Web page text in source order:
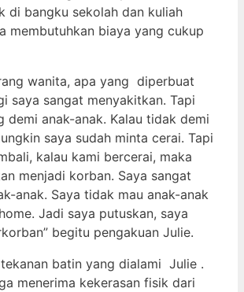
di bangku sekolah dan kuliah
membutuhkan biaya yang cukup
wanita, apa yang diperbuat
saya sangat menyakitkan. Tapi
demi anak-anak. Kalau tidak demi
saya sudah minta cerai. Tapi
kalau kami bercerai, maka
menjadi korban. Saya sangat
anak. Saya tidak mau anak-anak
Jadi saya putuskan, saya
begitu pengakuan Julie.
batin yang dialami Julie .
menerima kekerasan fisik dari